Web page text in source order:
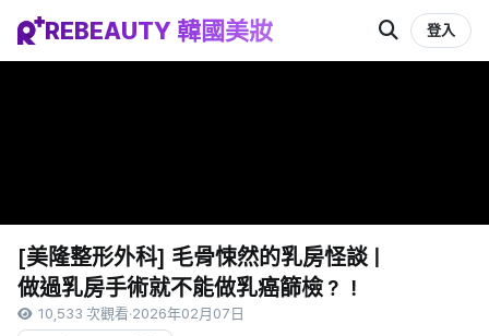
REBEAUTY 韓國美妝 登入
[美隆整形外科] 毛骨悚然的乳房怪談 |
做過乳房手術就不能做乳癌篩檢？！
10,533 次觀看·2026年02月07日